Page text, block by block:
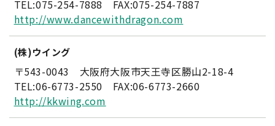
TEL:075-254-7888 FAX:075-254-7887
http://www.dancewithdragon.com
(株)ウイング
〒543-0043 大阪府大阪市天王寺区勝山2-18-4
TEL:06-6773-2550 FAX:06-6773-2660
http://kkwing.com